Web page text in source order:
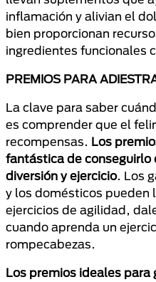
inflamación y alivian el
bien proporcionan
ingredientes funcionales
PREMIOS PARA
La clave para saber
es comprender que el
recompensas. Los
fantástica de conseguirlo
diversión y ejercicio. Los
y los domésticos pueden
ejercicios de agilidad,
cuando aprenda un
rompecabezas.
Los premios ideales